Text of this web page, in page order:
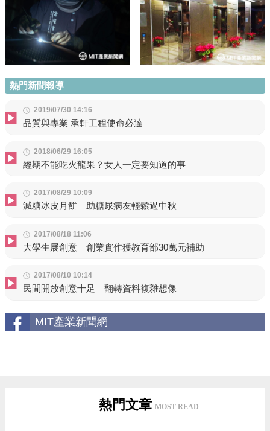
熱門新聞報導
2019/07/30 14:16
品質與專業 承軒工程使命必達
2018/06/29 16:05
經期不能吃火龍果？女人一定要知道的事
2017/08/29 10:09
減糖冰皮月餅 助糖尿病友輕鬆過中秋
2017/08/18 11:06
大學生展創意 創業實作獲教育部30萬元補助
2017/08/10 10:14
民間開放創意十足 翻轉資料複雜想像
MIT產業新聞網
熱門文章 MOST READ